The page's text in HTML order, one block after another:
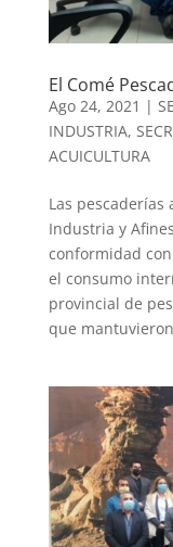
El Comé
Ago 24, 2021 |
INDUSTRIA,
ACUICULTURA
Las pescaderías
Industria y
conformidad
el consumo
provincial de
que